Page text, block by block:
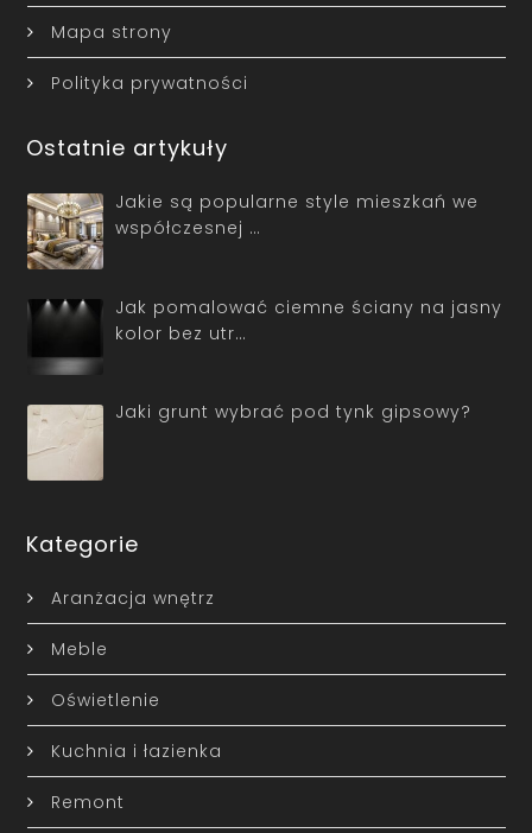
Mapa strony
Polityka prywatności
Ostatnie artykuły
Jakie są popularne style mieszkań we
współczesnej …
Jak pomalować ciemne ściany na jasny
kolor bez utr…
Jaki grunt wybrać pod tynk gipsowy?
Kategorie
Aranżacja wnętrz
Meble
Oświetlenie
Kuchnia i łazienka
Remont